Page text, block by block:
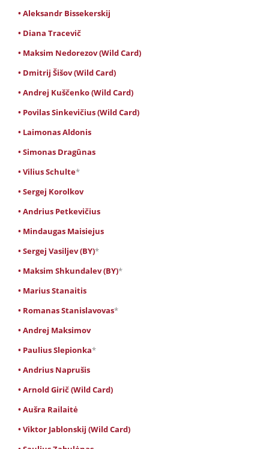
• Aleksandr Bissekerskij
• Diana Tracevič
• Maksim Nedorezov (Wild Card)
• Dmitrij Šišov (Wild Card)
• Andrej Kuščenko (Wild Card)
• Povilas Sinkevičius (Wild Card)
• Laimonas Aldonis
• Simonas Dragūnas
• Vilius Schulte*
• Sergej Korolkov
• Andrius Petkevičius
• Mindaugas Maisiejus
• Sergej Vasiljev (BY)*
• Maksim Shkundalev (BY)*
• Marius Stanaitis
• Romanas Stanislavovas*
• Andrej Maksimov
• Paulius Slepionka*
• Andrius Naprušis
• Arnold Girič (Wild Card)
• Aušra Railaitė
• Viktor Jablonskij (Wild Card)